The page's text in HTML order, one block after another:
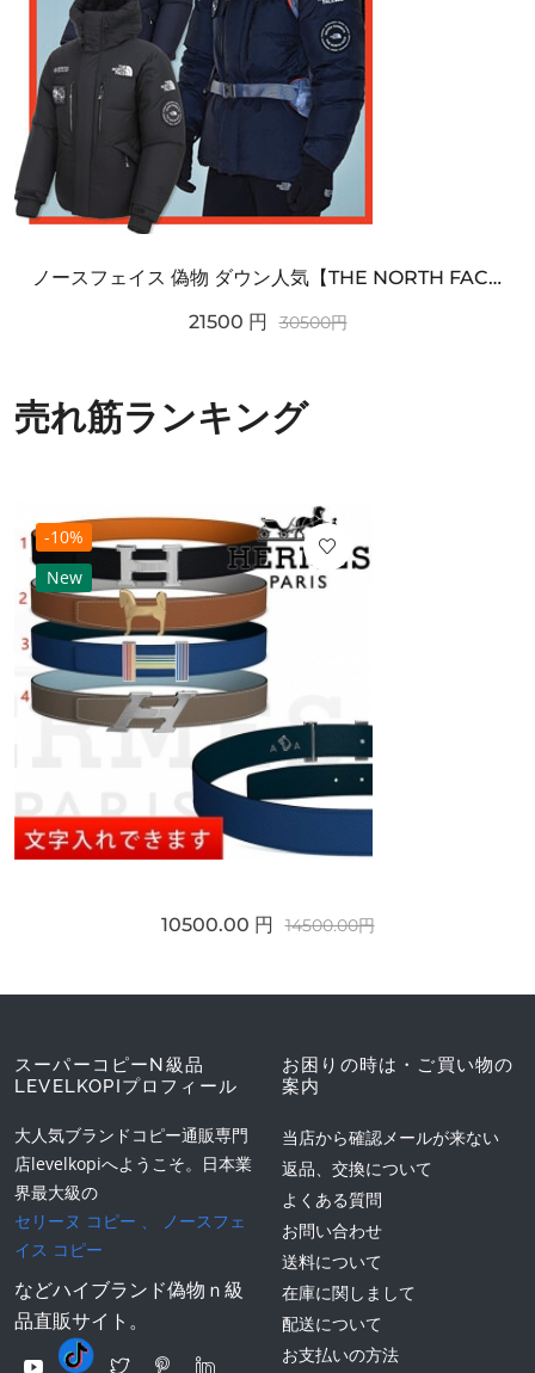
ノースフェイス 偽物 ダウン人気【THE NORTH FACE】M'S 7 SUMMIT HIM...
21500 円 30500円
売れ筋ランキング
-10%
New
10500.00 円 14500.00円
スーパーコピーN級品
LEVELKOPIプロフィール
大人気ブランドコピー通販専門
店levelkopiへようこそ。日本業
界最大級の
セリーヌ コピー 、
ノースフェ
イス コピー
などハイブランド偽物ｎ級
品直販サイト。
お困りの時は・ご買い物の
案内
当店から確認メールが来ない
返品、交換について
よくある質問
お問い合わせ
送料について
在庫に関しまして
配送について
お支払いの方法